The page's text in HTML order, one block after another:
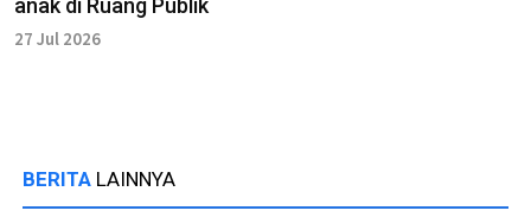
27 Jul 2026
BERITA LAINNYA